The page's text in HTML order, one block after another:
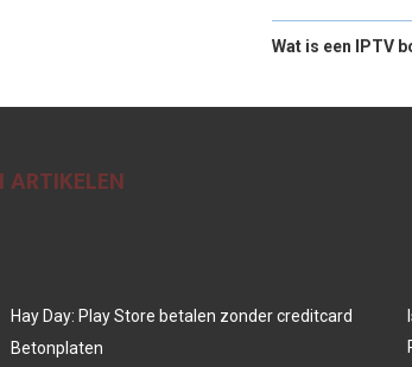
Wat is een IPTV
ARTIKELEN
Hay Day: Play Store betalen zonder creditcard
Betonplaten